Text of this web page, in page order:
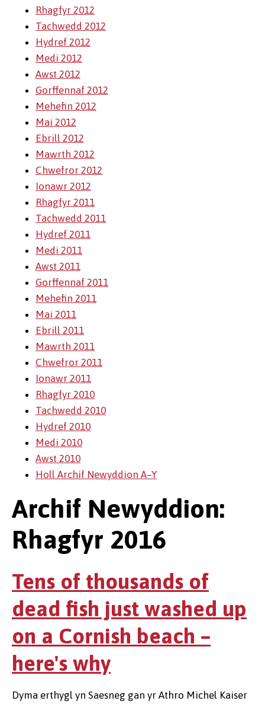
Rhagfyr 2012
Tachwedd 2012
Hydref 2012
Medi 2012
Awst 2012
Gorffennaf 2012
Mehefin 2012
Mai 2012
Ebrill 2012
Mawrth 2012
Chwefror 2012
Ionawr 2012
Rhagfyr 2011
Tachwedd 2011
Hydref 2011
Medi 2011
Awst 2011
Gorffennaf 2011
Mehefin 2011
Mai 2011
Ebrill 2011
Mawrth 2011
Chwefror 2011
Ionawr 2011
Rhagfyr 2010
Tachwedd 2010
Hydref 2010
Medi 2010
Awst 2010
Holl Archif Newyddion A–Y
Archif Newyddion:
Rhagfyr 2016
Tens of thousands of
dead fish just washed up
on a Cornish beach –
here's why
Dyma erthygl yn Saesneg gan yr Athro Michel Kaiser